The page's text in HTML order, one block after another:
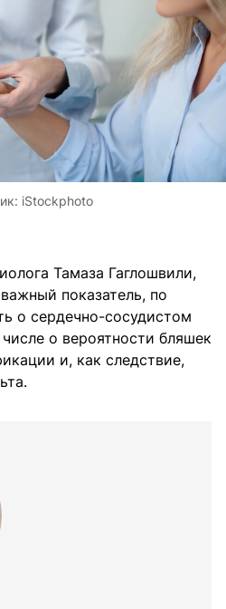
iStoсkphoto
Тамаза Гаглошвили,
показатель, по
о сердечно-сосудистом
о вероятности бляшек
и, как следствие,